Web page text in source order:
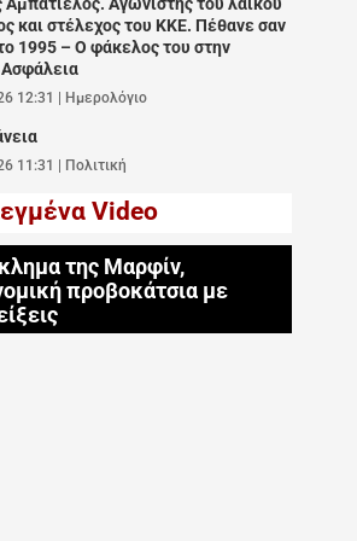
Αγωνιστής του λαϊκού
και στέλεχος του ΚΚΕ. Πέθανε σαν
1995 – Ο φάκελος του στην
12:31 Ημερολόγιο
11:31 | Πολιτική
Video
της Μαρφίν,
προβοκάτσια με